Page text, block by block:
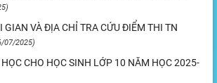
GIAN VÀ ĐỊA CHỈ TRA CỨU ĐIỂM THI TN
07/2025)
CHO HỌC SINH LỚP 10 NĂM HỌC 2025-